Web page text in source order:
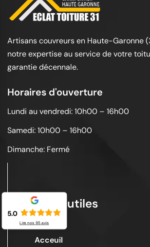
Artisans couvreurs en Haute-Garonne
notre expertise au service de votre
garantie décennale.
Horaires d'ouverture
Lundi au vendredi: 10h00 – 16h00
Samedi: 10h00 – 16h00
Dimanche: Fermé
Liens utiles
Acceuil
5.0
Lire nos 95avis